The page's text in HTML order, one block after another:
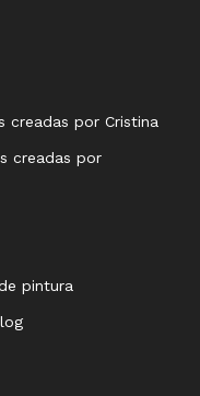
creadas por Cristina
creadas por
pintura